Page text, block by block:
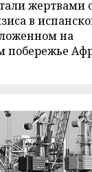
жертвами
в
на
побережье